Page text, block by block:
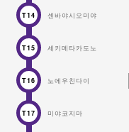
T14 센바야시오미야
T15 세키메타카도노
T16 노에우친다이
T17 미야코지마